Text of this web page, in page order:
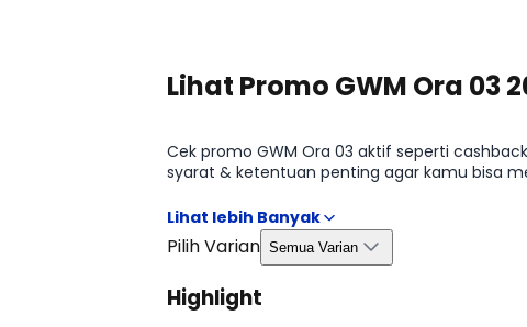
Lihat Promo GWM Ora 03
Cek promo GWM Ora 03 aktif seperti
syarat & ketentuan penting agar kamu bisa
Pilih Varian Semua Varian
Highlight